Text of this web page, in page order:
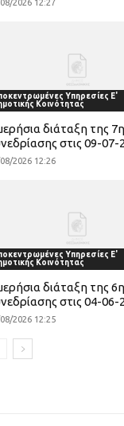
2026 12:27
Υπηρεσίες Ε'
Κοινότητας
διάταξη της
στις 09-07-
2026 12:26
Υπηρεσίες Ε'
Κοινότητας
διάταξη της
στις 04-06-
2026 12:25